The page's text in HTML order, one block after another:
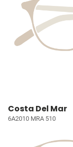
Costa Del Mar
6A2010 MRA 510